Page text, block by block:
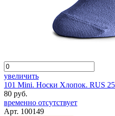
увеличить
101 Mini. Носки Хлопок. RUS
80 руб.
временно отсутствует
Арт. 100149